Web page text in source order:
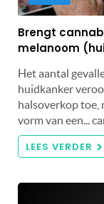
Brengt
melanoom
Het aantal
huidkanker
halsoverkop toe,
vorm van een...
LEES VERDER